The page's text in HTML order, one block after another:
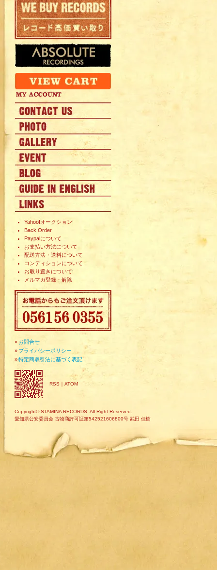
Yahoo!オークション
Back Order
Paypalについて
お支払い方法について
配送方法・送料について
コンディションについて
お取り置きについて
メルマガ登録・解除
» お問合せ
» プライバシーポリシー
»特定商取引法に基づく表記
RSS ｜ ATOM
Copyright© STAMINA RECORDS. All Right Reserved.
愛知県公安委員会 古物商許可証第542521606800号 武田 佳樹